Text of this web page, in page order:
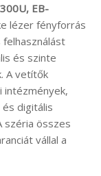
EB-
lézer fényforrás
és szinte
A vetítők
intézmények,
digitális
széria összes
vállal a